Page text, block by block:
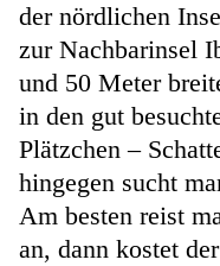
der nördlichen
zur Nachbarinsel
und 50 Meter
in den gut
Plätzchen –
hingegen sucht
Am besten reist
an, dann kostet